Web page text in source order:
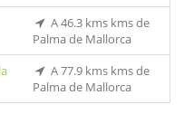
A 46.3 kms kms de
Palma de Mallorca
A 77.9 kms kms de
Palma de Mallorca